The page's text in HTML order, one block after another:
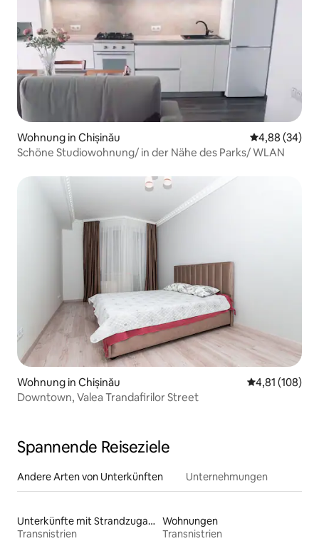
Wohnung in Chișinău
4,88 (34)
Schöne Studiowohnung/ in der Nähe des Parks/ WLAN
Wohnung in Chișinău
4,81 (108)
Downtown, Valea Trandafirilor Street
Spannende Reiseziele
Andere Arten von Unterkünften Unternehmungen
Unterkünfte mit Strandzugang
Transnistrien
Wohnungen
Transnistrien